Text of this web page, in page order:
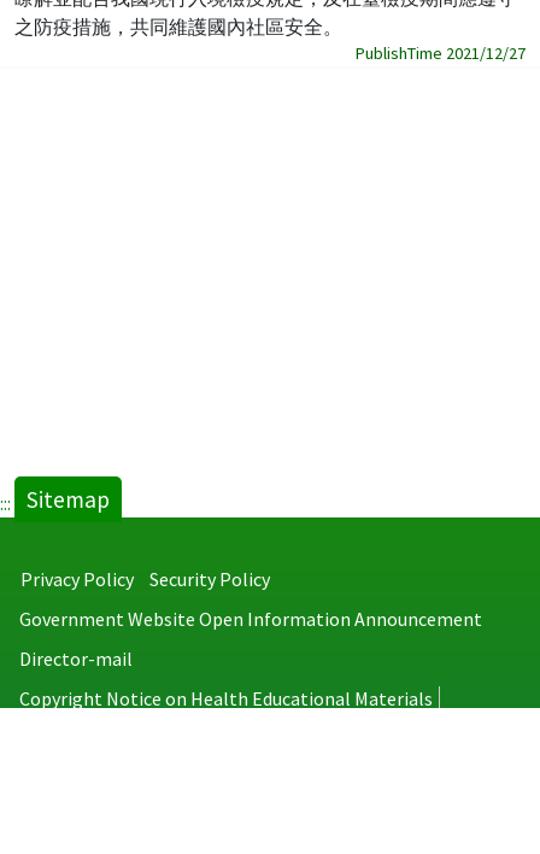
之防疫措施，共同維護國內社區安全。
PublishTime 2021/12/27
::: Sitemap
Privacy Policy
Security Policy
Government Website Open Information Announcement
Director-mail
Copyright Notice on Health Educational Materials